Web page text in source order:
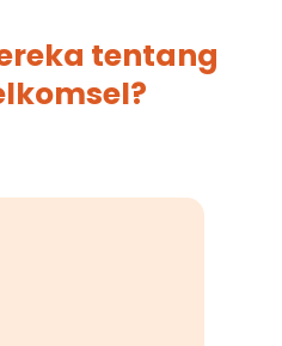
tentang